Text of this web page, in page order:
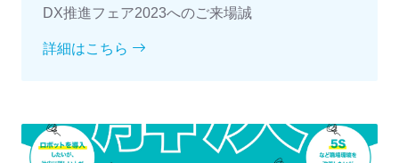
DX推進フェア2023へのご来場誠
詳細はこちら